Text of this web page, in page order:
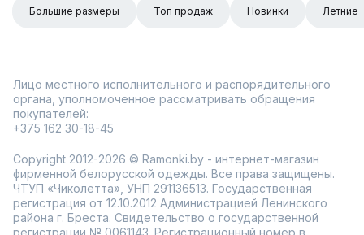
Большие размеры Топ продаж Новинки Летние
Лицо местного исполнительного и распорядительного
органа, уполномоченное рассматривать обращения
покупателей:
+375 162 30-18-45
Copyright 2012-2026 © Ramonki.by - интернет-магазин
фирменной белорусской одежды. Все права защищены.
ЧТУП «Чиколетта», УНП 291136513. Государственная
регистрация от 12.10.2012 Администрацией Ленинского
района г. Бреста. Свидетельство о государственной
регистрации № 0061143. Регистрационный номер в